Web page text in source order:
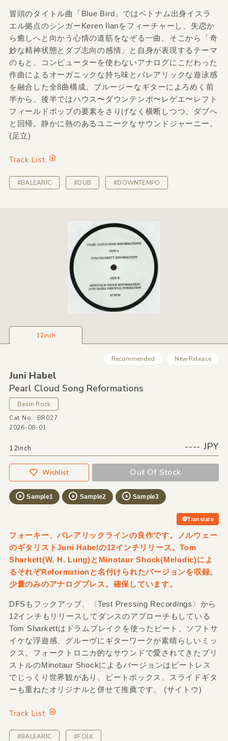
冒頭のタイトル曲「Blue Bird」ではベトナム出身イスラ
エル拠点のシンガーKeren Ilanをフィーチャーし、失恋か
ら癒しへと向かう心情の道筋をなぞる一曲。そこから「奇
妙な精神状態とダブ志向の感情」と自身が表現するテーマ
のもと、コンピューターを使わないアナログにこだわった
作曲によるオーガニックな持ち味とバレアリックな遊泳感
を融合した全8曲構成。ブルージーなギターによろめく前
半から、後半ではハウス〜ダウンテンポ〜レゲエ〜レフト
フィールドポップの要素をさりげなく横断しつつ、ダブへ
と回帰。静かに熱のあるユニークなサウンドジャーニー。
(足立)
Track List
#BALEARIC #DUB #DOWNTEMPO
12inch
Recommended New Release
Juni Habel
Pearl Cloud Song Reformations
Basin Rock
Cat No.: BR027
2026-08-01
12inch ---- JPY
Wishlist Out Of Stock
Sample1 Sample2 Sample3
Translate
フォーキー、バレアリックラインの良作です。ノルウェー
のギタリストJuni Habelの12インチリリース。Tom
Sharkett(W. H. Lung)とMinotaur Shock(Melodic)によ
るそれぞReformationと名付けられたバージョンを収録。
少量のみのアナログプレス。確保しています。
DFSもフックアップ、〈Test Pressing Recordings〉から
12インチもリリースしてダンスのアプローチもしている
Tom Sharkettはドラムブレイクを使ったビート、ソフトサ
イケな浮遊感、グルーヴにギターワークが素晴らしいミッ
クス。フォークトロニカ的なサウンドで愛されてきたブリ
ストルのMinotaur Shockによるバージョンはビートレス
でじっくり世界観があり、ビートボックス、スライドギタ
ーも重ねたオリジナルと併せて推薦です。 (サイトウ)
Track List
#BALEARIC #FOLK